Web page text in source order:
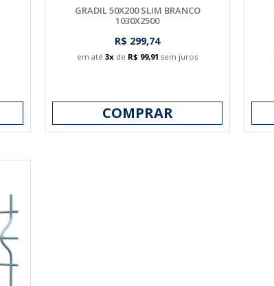
GRADIL 50X200 SLIM BRANCO
1030X2500
R$ 299,74
em até 3x de R$ 99,91 sem juros
COMPRAR